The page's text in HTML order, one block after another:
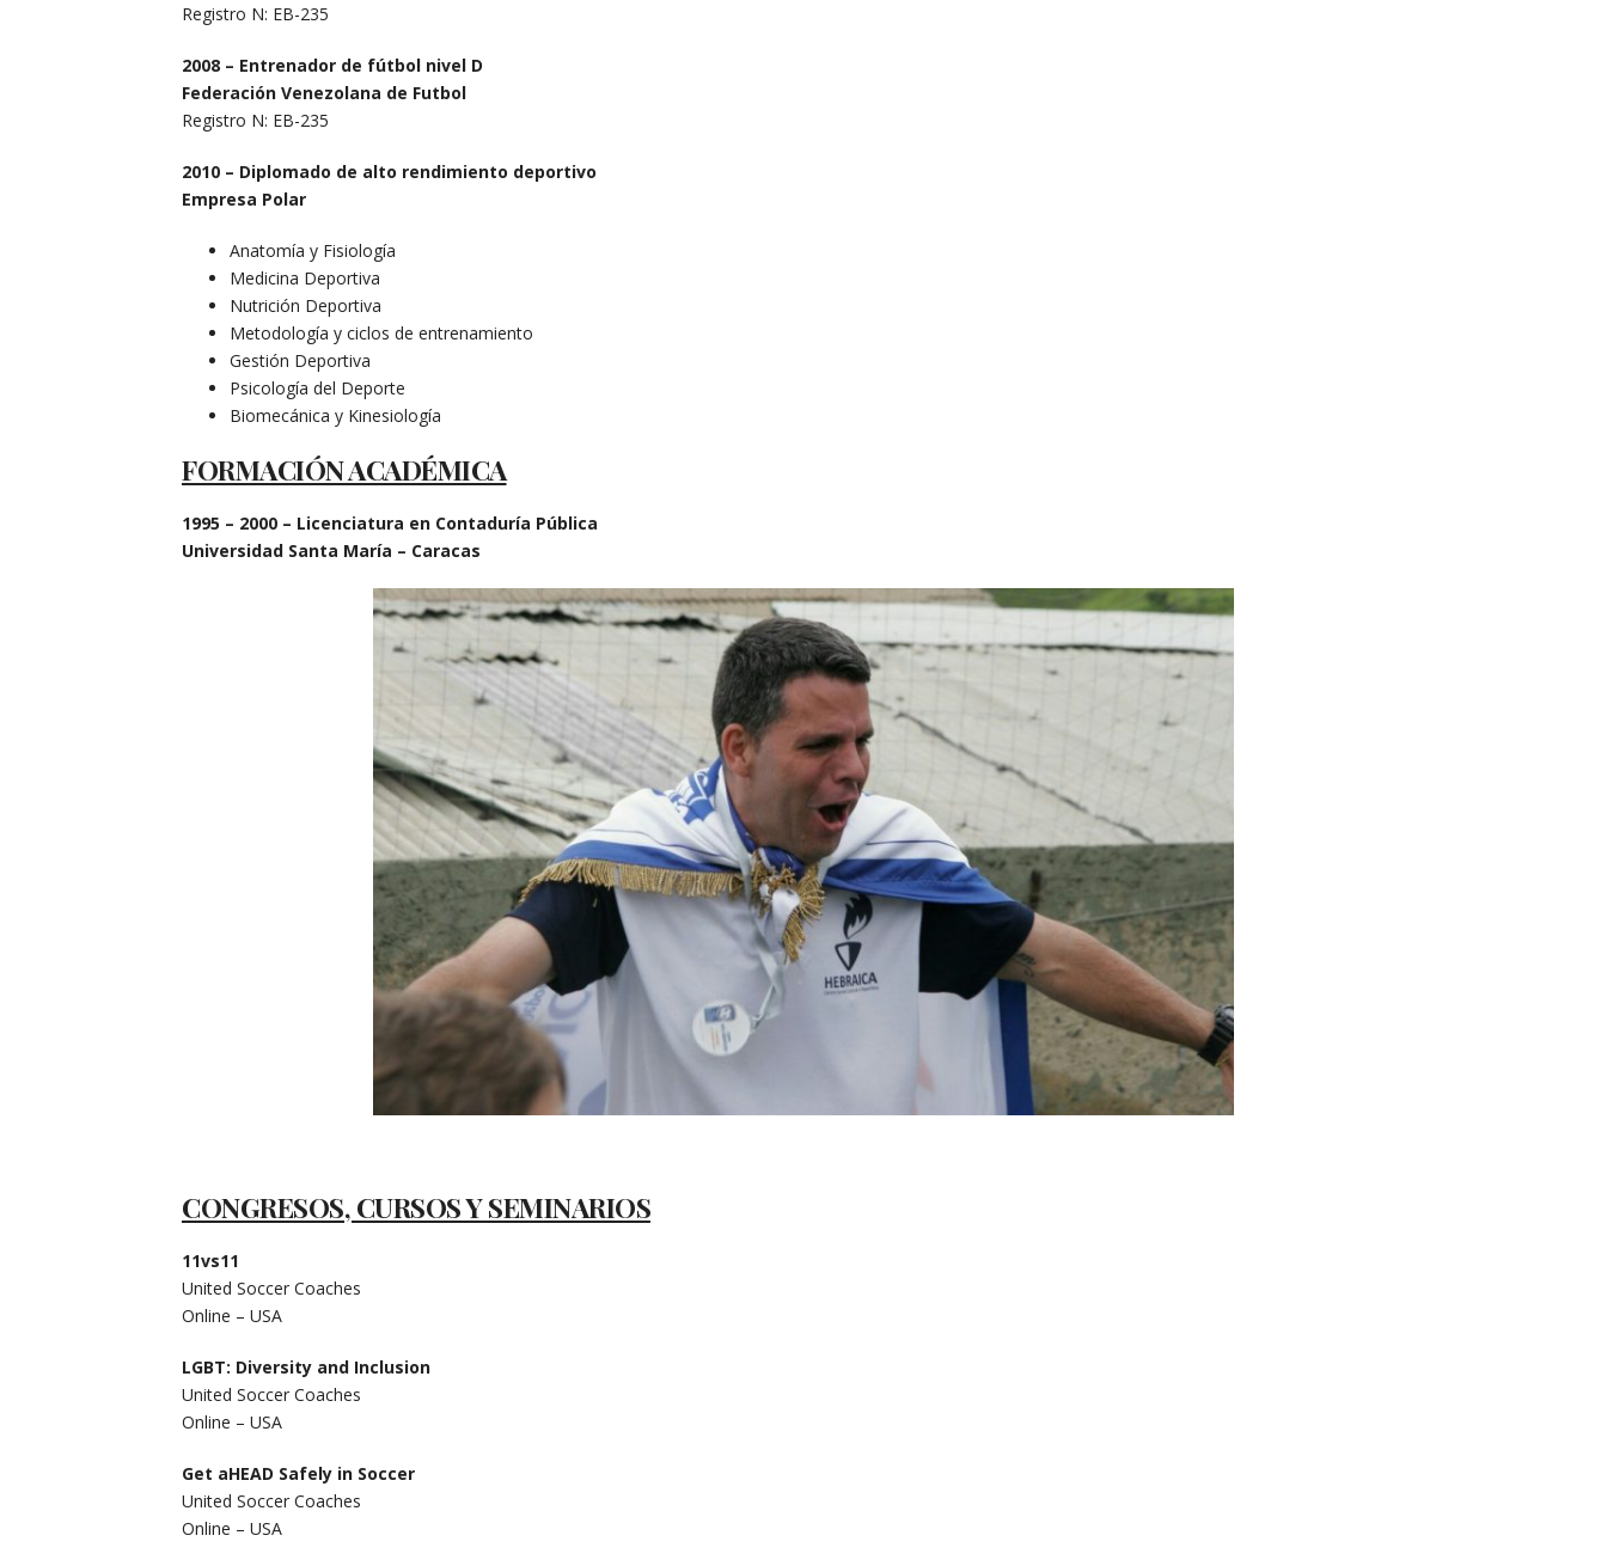
Registro N: EB-235
2008 – Entrenador de fútbol nivel D
Federación Venezolana de Futbol
Registro N: EB-235
2010 – Diplomado de alto rendimiento deportivo
Empresa Polar
Anatomía y Fisiología
Medicina Deportiva
Nutrición Deportiva
Metodología y ciclos de entrenamiento
Gestión Deportiva
Psicología del Deporte
Biomecánica y Kinesiología
FORMACIÓN ACADÉMICA
1995 – 2000 – Licenciatura en Contaduría Pública
Universidad Santa María – Caracas
CONGRESOS, CURSOS Y SEMINARIOS
11vs11
United Soccer Coaches
Online – USA
LGBT: Diversity and Inclusion
United Soccer Coaches
Online – USA
Get aHEAD Safely in Soccer
United Soccer Coaches
Online – USA